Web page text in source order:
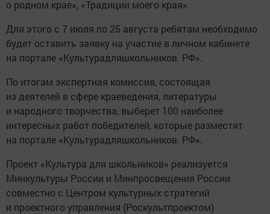
о родном крае», «Традиции моего края».
Для этого с 7 июля по 25 августа ребятам необходимо
будет оставить заявку на участие в личном кабинете
на портале «Культурадляшкольников. РФ».
По итогам экспертная комиссия, состоящая
из деятелей в сфере краеведения, литературы
и народного творчества, выберет 100 наиболее
интересных работ победителей, которые разместят
на портале «Культурадляшкольников. РФ».
Проект «Культура для школьников» реализуется
Минкультуры России и Минпросвещения России
совместно с Центром культурных стратегий
и проектного управления (Роскультпроектом)